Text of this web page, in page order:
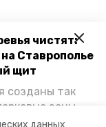
данных
чистят:
Ставрополье
щит
созданы так
зоны,
выхлопных
для